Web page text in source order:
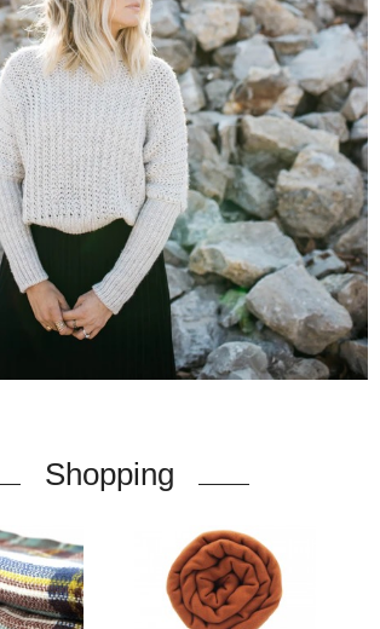
Shopping